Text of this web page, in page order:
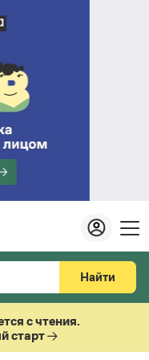
Найти